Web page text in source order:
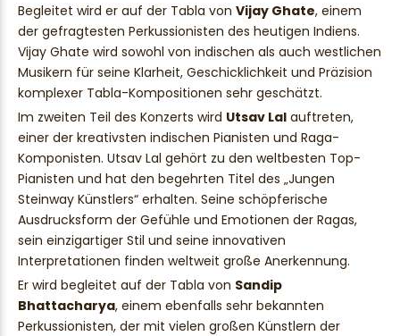
Begleitet wird er auf der Tabla von Vijay Ghate, einem
der gefragtesten Perkussionisten des heutigen Indiens.
Vijay Ghate wird sowohl von indischen als auch westlichen
Musikern für seine Klarheit, Geschicklichkeit und Präzision
komplexer Tabla-Kompositionen sehr geschätzt.
Im zweiten Teil des Konzerts wird Utsav Lal auftreten,
einer der kreativsten indischen Pianisten und Raga-
Komponisten. Utsav Lal gehört zu den weltbesten Top-
Pianisten und hat den begehrten Titel des „Jungen
Steinway Künstlers“ erhalten. Seine schöpferische
Ausdrucksform der Gefühle und Emotionen der Ragas,
sein einzigartiger Stil und seine innovativen
Interpretationen finden weltweit große Anerkennung.
Er wird begleitet auf der Tabla von Sandip
Bhattacharya, einem ebenfalls sehr bekannten
Perkussionisten, der mit vielen großen Künstlern der